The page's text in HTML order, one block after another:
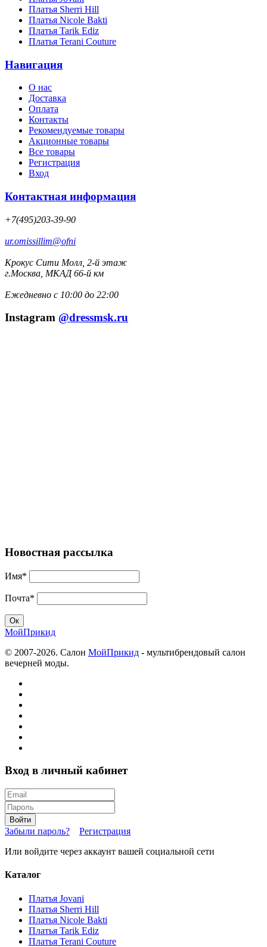
Платья Sherri Hill
Платья Nicole Bakti
Платья Tarik Ediz
Платья Terani Couture
Навигация
О нас
Доставка
Оплата
Контакты
Рекомендуемые товары
Акционные товары
Все товары
Регистрация
Вход
Контактная информация
+7(495)203-39-90
ur.omissillim@ofni
Крокус Сити Молл, 2-й этаж
г.Москва, МКАД 66-й км
Ежедневно с 10:00 до 22:00
Instagram @dressmsk.ru
Новостная рассылка
Имя*
Почта*
МойПрикид
© 2007-2026. Салон МойПрикид - мультибрендовый салон
вечерней моды.
Вход в личный кабинет
Войти
Забыли пароль?
Регистрация
Или войдите через аккаунт вашей социальной сети
Каталог
Платья Jovani
Платья Sherri Hill
Платья Nicole Bakti
Платья Tarik Ediz
Платья Terani Couture